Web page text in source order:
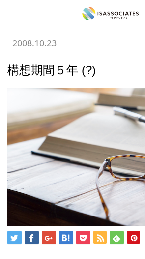
05 広告・販促の学び
2008.10.23
構想期間５年 (?)